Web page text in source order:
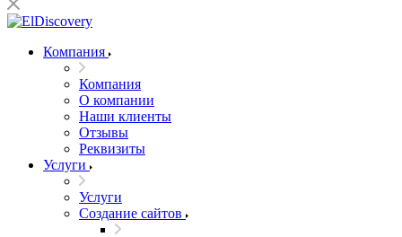
Компания
Компания
О компании
Наши клиенты
Отзывы
Реквизиты
Услуги
Услуги
Создание сайтов